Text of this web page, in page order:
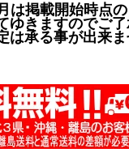
掲載開始時点の
きますのでご了
は承る事が出来